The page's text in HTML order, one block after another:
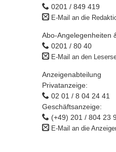
0201 / 849 419
E-Mail an die
Abo-Angelegenheiten
0201 / 80 40
E-Mail an den
Anzeigenabteilung
Privatanzeige:
02 01 / 8 04 24 41
Geschäftsanzeige:
(+49) 201 / 804 23
E-Mail an die